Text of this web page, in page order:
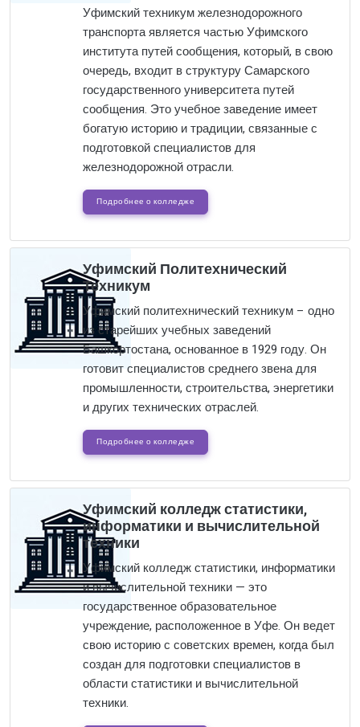
Уфимский техникум железнодорожного
транспорта является частью Уфимского
института путей сообщения, который, в свою
очередь, входит в структуру Самарского
государственного университета путей
сообщения. Это учебное заведение имеет
богатую историю и традиции, связанные с
подготовкой специалистов для
железнодорожной отрасли.
Подробнее о колледже
Уфимский Политехнический
Техникум
Уфимский политехнический техникум – одно
из старейших учебных заведений
Башкортостана, основанное в 1929 году. Он
готовит специалистов среднего звена для
промышленности, строительства, энергетики
и других технических отраслей.
Подробнее о колледже
Уфимский колледж статистики,
информатики и вычислительной
техники
Уфимский колледж статистики, информатики
и вычислительной техники — это
государственное образовательное
учреждение, расположенное в Уфе. Он ведет
свою историю с советских времен, когда был
создан для подготовки специалистов в
области статистики и вычислительной
техники.